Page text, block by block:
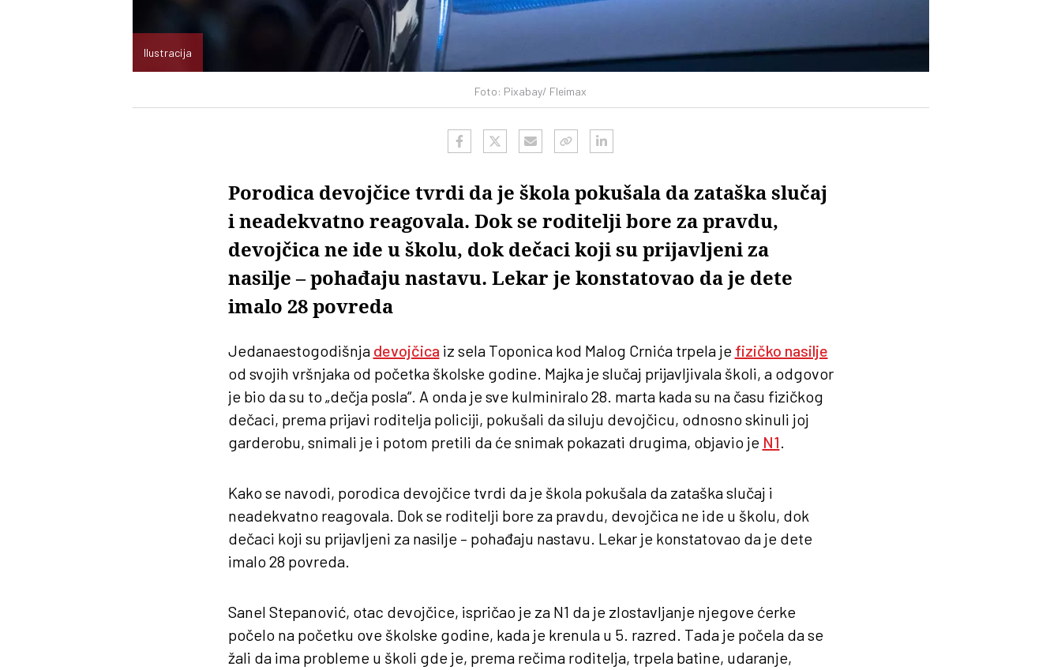
Foto: Pixabay/ Fleimax
Ilustracija
Porodica devojčice tvrdi da je škola pokušala da zataška slučaj
i neadekvatno reagovala. Dok se roditelji bore za pravdu,
devojčica ne ide u školu, dok dečaci koji su prijavljeni za
nasilje – pohađaju nastavu. Lekar je konstatovao da je dete
imalo 28 povreda
Jedanaestogodišnja devojčica iz sela Toponica kod Malog Crnića trpela je fizičko nasilje
od svojih vršnjaka od početka školske godine. Majka je slučaj prijavljivala školi, a odgovor
je bio da su to „dečja posla“. A onda je sve kulminiralo 28. marta kada su na času fizičkog
dečaci, prema prijavi roditelja policiji, pokušali da siluju devojčicu, odnosno skinuli joj
garderobu, snimali je i potom pretili da će snimak pokazati drugima, objavio je N1.
Kako se navodi, porodica devojčice tvrdi da je škola pokušala da zataška slučaj i
neadekvatno reagovala. Dok se roditelji bore za pravdu, devojčica ne ide u školu, dok
dečaci koji su prijavljeni za nasilje – pohađaju nastavu. Lekar je konstatovao da je dete
imalo 28 povreda.
Sanel Stepanović, otac devojčice, ispričao je za N1 da je zlostavljanje njegove ćerke
počelo na početku ove školske godine, kada je krenula u 5. razred. Tada je počela da se
žali da ima probleme u školi gde je, prema rečima roditelja, trpela batine, udaranje,